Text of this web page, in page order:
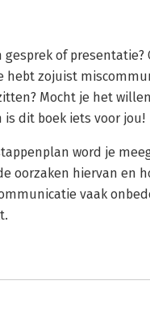
of presentatie?
hebt zojuist
Mocht je het
is dit boek iets voor jou!
word je
oorzaken hiervan en
vaak